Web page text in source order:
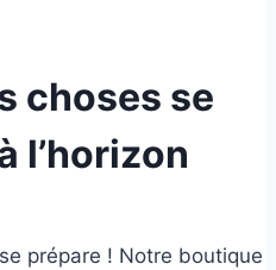
choses se
l’horizon
prépare ! Notre boutique